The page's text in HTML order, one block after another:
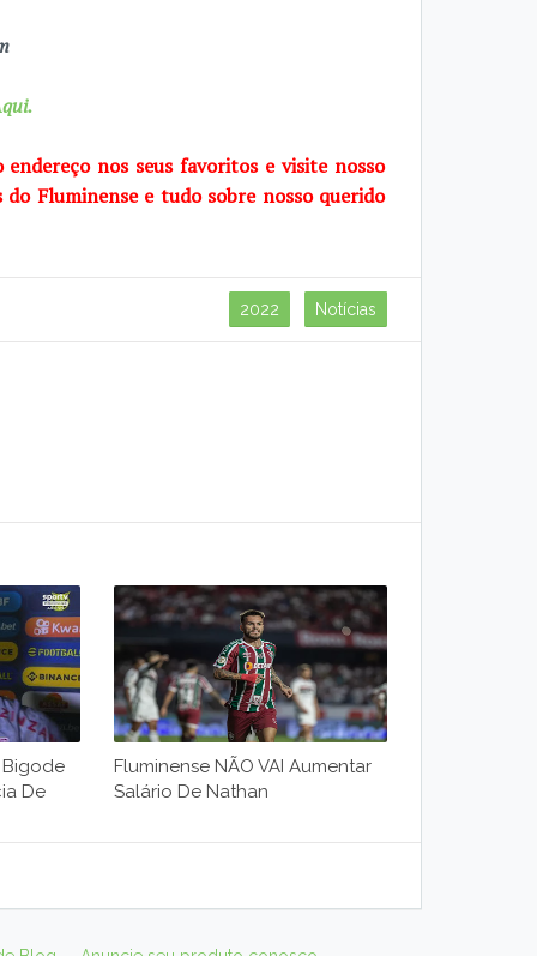
endereço nos seus favoritos e visite nosso
Fluminense e tudo sobre nosso querido
2022 Notícias
Bigode
De
Fluminense NÃO VAI Aumentar
Salário De Nathan